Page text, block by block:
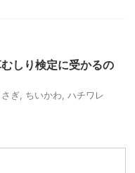
しり検定に受かるの
さぎ ちいかわ ハチワレ